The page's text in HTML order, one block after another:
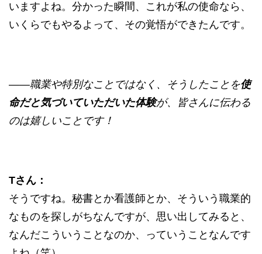
いますよね。分かった瞬間、これが私の使命なら、
いくらでもやるよって、その覚悟ができたんです。
——職業や特別なことではなく、そうしたことを使
命だと気づいていただいた体験が、皆さんに伝わる
のは嬉しいことです！
Tさん：
そうですね。秘書とか看護師とか、そういう職業的
なものを探しがちなんですが、思い出してみると、
なんだこういうことなのか、っていうことなんです